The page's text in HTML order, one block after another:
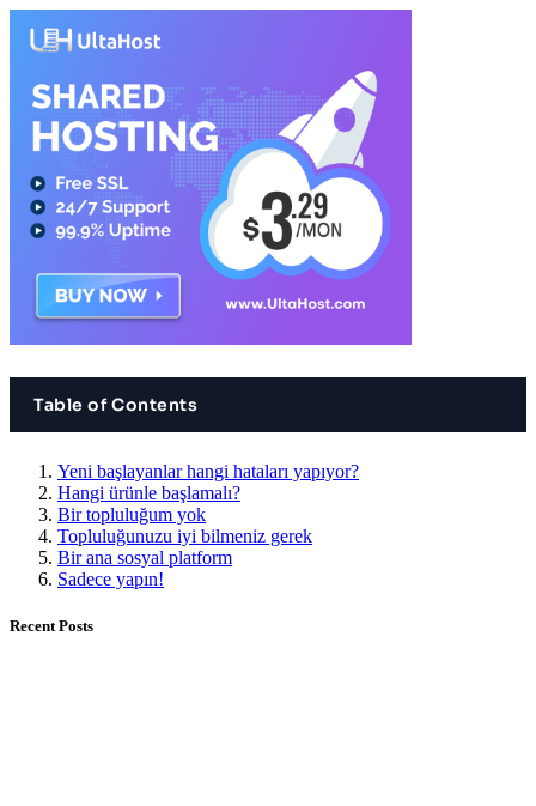
Table of Contents
Yeni başlayanlar hangi hataları yapıyor?
Hangi ürünle başlamalı?
Bir topluluğum yok
Topluluğunuzu iyi bilmeniz gerek
Bir ana sosyal platform
Sadece yapın!
Recent Posts